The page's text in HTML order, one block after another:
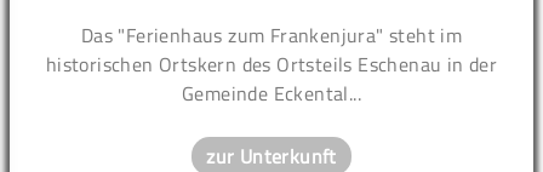
Das "Ferienhaus zum Frankenjura" steht im
historischen Ortskern des Ortsteils Eschenau in der
Gemeinde Eckental...
zur Unterkunft